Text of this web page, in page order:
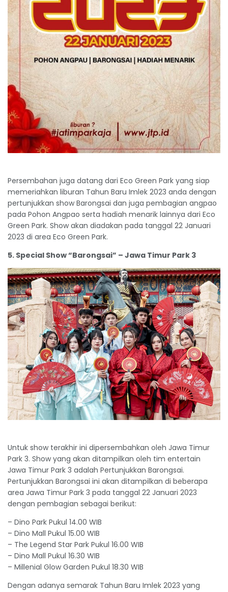
Persembahan juga datang dari Eco Green Park yang siap
memeriahkan liburan Tahun Baru Imlek 2023 anda dengan
pertunjukkan show Barongsai dan juga pembagian angpao
pada Pohon Angpao serta hadiah menarik lainnya dari Eco
Green Park. Show akan diadakan pada tanggal 22 Januari
2023 di area Eco Green Park.
5. Special Show “Barongsai” – Jawa Timur Park 3
Untuk show terakhir ini dipersembahkan oleh Jawa Timur
Park 3. Show yang akan ditampilkan oleh tim entertain
Jawa Timur Park 3 adalah Pertunjukkan Barongsai.
Pertunjukkan Barongsai ini akan ditampilkan di beberapa
area Jawa Timur Park 3 pada tanggal 22 Januari 2023
dengan pembagian sebagai berikut:
– Dino Park Pukul 14.00 WIB
– Dino Mall Pukul 15.00 WIB
– The Legend Star Park Pukul 16.00 WIB
– Dino Mall Pukul 16.30 WIB
– Millenial Glow Garden Pukul 18.30 WIB
Dengan adanya semarak Tahun Baru Imlek 2023 yang